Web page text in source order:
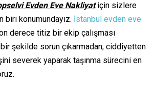
Evden Eve Nakliyatiçin sizlere
biri konumundayız. İstanbul evden eve
derece titiz bir ekip çalışması
şekilde sorun çıkarmadan, ciddiyetten
severek yaparak taşınma sürecini en